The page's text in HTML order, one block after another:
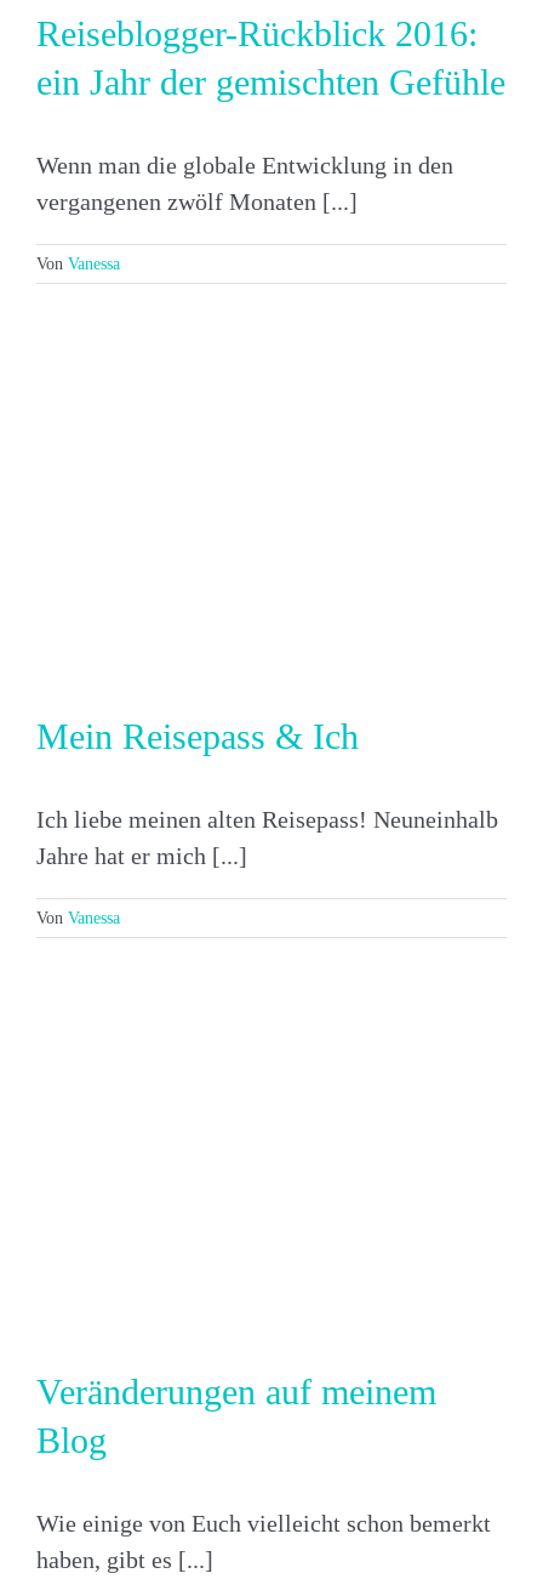
Reiseblogger-Rückblick 2016:
ein Jahr der gemischten Gefühle
Wenn man die globale Entwicklung in den
vergangenen zwölf Monaten [...]
Von Vanessa
Mein Reisepass & Ich
Ich liebe meinen alten Reisepass! Neuneinhalb
Jahre hat er mich [...]
Von Vanessa
Veränderungen auf meinem
Blog
Wie einige von Euch vielleicht schon bemerkt
haben, gibt es [...]